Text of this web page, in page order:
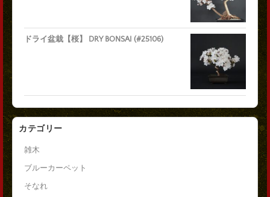
ドライ盆栽【桜】 DRY BONSAI (#25106)
カテゴリー
雑木
ブルーカーペット
そなれ